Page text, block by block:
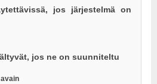
jos järjestelmä on
jos ne on suunniteltu